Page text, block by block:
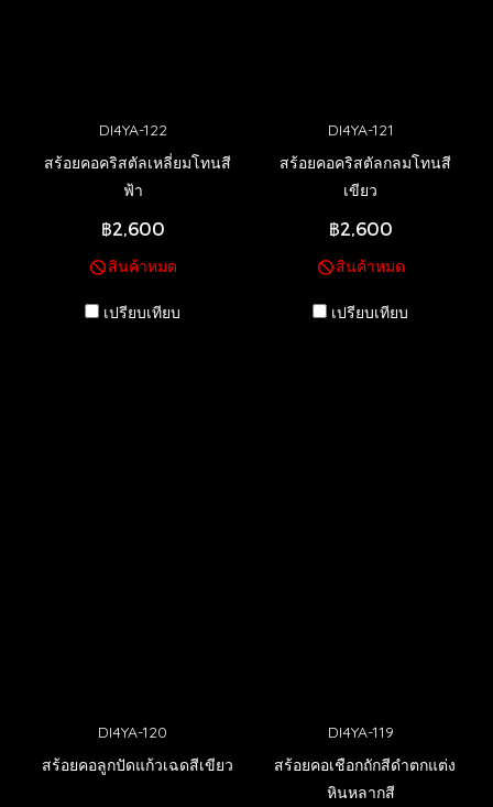
DI4YA-122
สร้อยคอคริสตัลเหลี่ยมโทนสี
ฟ้า
฿2,600
สินค้าหมด
เปรียบเทียบ
DI4YA-121
สร้อยคอคริสตัลกลมโทนสี
เขียว
฿2,600
สินค้าหมด
เปรียบเทียบ
DI4YA-120
สร้อยคอลูกปัดแก้วเฉดสีเขียว
DI4YA-119
สร้อยคอเชือกถักสีดำตกแต่ง
หินหลากสี